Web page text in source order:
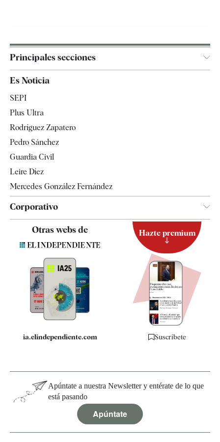
Principales secciones
España
Televisión
Es Noticia
SEPI
Plus Ultra
Rodríguez Zapatero
Pedro Sánchez
Guardia Civil
Leire Díez
Mercedes González Fernández
Corporativo
Contacto
Quiénes somos
Especificaciones
Otras webs de
ia.elindependiente.com
Hazte premium
Suscríbete
Apúntate a nuestra Newsletter y entérate de lo que
está pasando
Apúntate